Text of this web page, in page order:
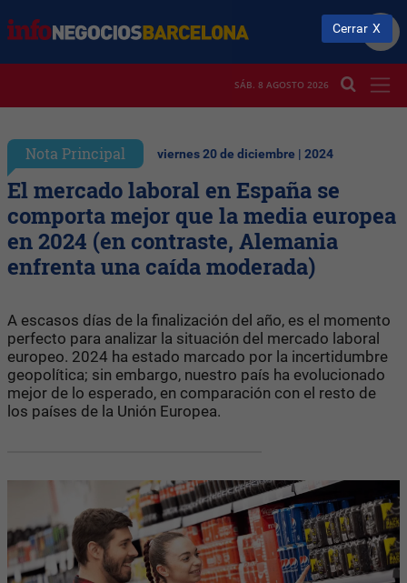
SÁB. 8 AGOSTO 2026
Nota Principal viernes 20 de diciembre | 2024
El mercado laboral en España se
comporta mejor que la media europea
en 2024 (en contraste, Alemania
enfrenta una caída moderada)
A escasos días de la finalización del año, es el momento
perfecto para analizar la situación del mercado laboral
europeo. 2024 ha estado marcado por la incertidumbre
geopolítica; sin embargo, nuestro país ha evolucionado
mejor de lo esperado, en comparación con el resto de
los países de la Unión Europea.
Cerrar